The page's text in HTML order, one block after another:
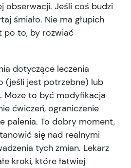
obserwacji. Jeśli coś budzi
śmiało. Nie ma głupich
po to, by rozwiać
dotyczące leczenia
(jeśli jest potrzebne) lub
Może to być modyfikacja
ćwiczeń, ograniczenie
palenia. To dobry moment,
się nad realnymi
tych zmian. Lekarz
kroki, które łatwiej